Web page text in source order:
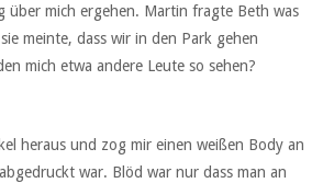
über mich ergehen. Martin fragte Beth was
meinte, dass wir in den Park gehen
mich etwa andere Leute so sehen?
heraus und zog mir einen weißen Body an
war. Blöd war nur dass man an